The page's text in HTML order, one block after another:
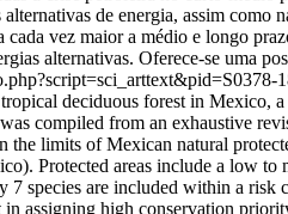
de energia, assim
vez maior a médio e longo
alternativas. Oferece-se uma
deciduous forest in
compiled from an exhaustive
the limits of Mexican natural
Protected areas include a low
species are included within a
assigning high conservation